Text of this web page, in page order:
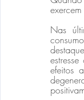
Nas
efeitos